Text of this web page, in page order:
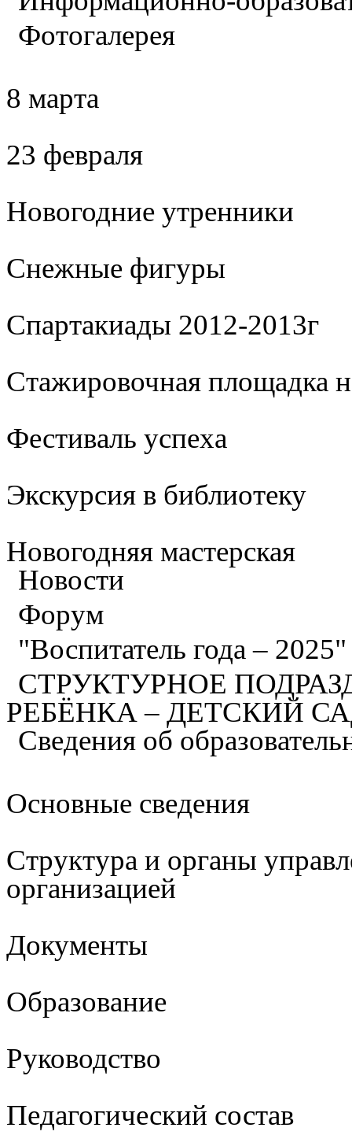
Фотогалерея
8 марта
23 февраля
Новогодние утренники
Cнежные фигуры
Спартакиады 2012-2013г
Стажировочная
Фестиваль успеха
Экскурсия в библиотеку
Новогодняя мастерская
Новости
Форум
"Воспитатель года –
СТРУКТУРНОЕ
РЕБЁНКА – ДЕТСКИЙ
Сведения об
Основные сведения
Структура и органы
организацией
Документы
Образование
Руководство
Педагогический состав